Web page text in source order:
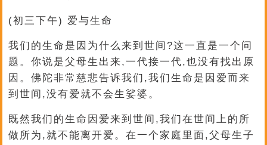
(初三下午) 爱与生命
我们的生命是因为什么来到世间?这一直是一个问
题。你说是父母生出来,一代接一代,也没有找出原
因。佛陀非常慈悲告诉我们,我们生命是因爱而来
到世间,没有爱就不会生娑婆。
既然我们的生命因爱来到世间,我们在世间上的所
做所为,就不能离开爱。在一个家庭里面,父母生子